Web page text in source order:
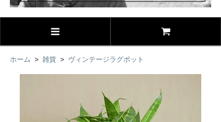
ホーム > 雑貨 > ヴィンテージラグポット